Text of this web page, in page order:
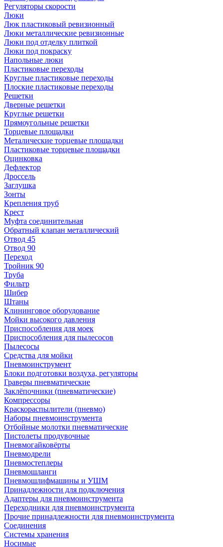
Регуляторы скорости
Люки
Люк пластиковый ревизионный
Люки металлические ревизионные
Люки под отделку плиткой
Люки под покраску
Напольные люки
Пластиковые переходы
Круглые пластиковые переходы
Плоские пластиковые переходы
Решетки
Дверные решетки
Круглые решетки
Прямоугольные решетки
Торцевые площадки
Металические торцевые площадки
Пластиковые торцевые площадки
Оцинковка
Дефлектор
Дроссель
Заглушка
Зонты
Крепления труб
Крест
Муфта соединительная
Обратный клапан металлический
Отвод 45
Отвод 90
Переход
Тройник 90
Труба
Фильтр
Шибер
Штаны
Клининговое оборудование
Мойки высокого давления
Приспособления для моек
Приспособления для пылесосов
Пылесосы
Средства для мойки
Пневмоинструмент
Блоки подготовки воздуха, регуляторы
Граверы пневматические
Заклёпочники (пневматические)
Компрессоры
Краскораспылители (пневмо)
Наборы пневмоинструмента
Отбойные молотки пневматические
Пистолеты продувочные
Пневмогайковёрты
Пневмодрели
Пневмостеплеры
Пневмошланги
Пневмошлифмашины и УШМ
Принадлежности для подключения
Адаптеры для пневмоинструмента
Переходники для пневмоинструмента
Прочие принадлежности для пневмоинструмента
Соединения
Системы хранения
Носимые